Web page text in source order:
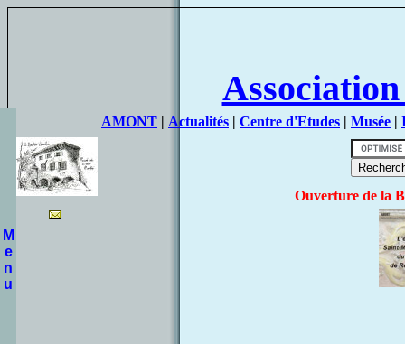
AMONT | Actualités | Centre d'Etudes | Musée |
Ouverture de la
M
e
n
u